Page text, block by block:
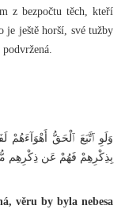
z bezpočtu těch, kteří
je ještě horší, své tužby
وَلَوِ ٱتَّبَعَ ٱلْحَقُّ
بِذِكْرِهِمْ فَهُمْ عَن ذِكْرِهِم
věru by byla nebesa